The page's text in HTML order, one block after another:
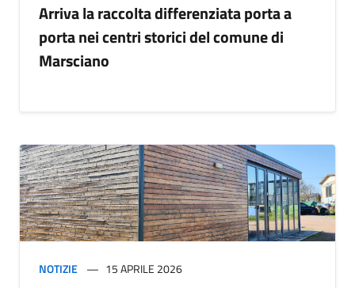
Arriva la raccolta differenziata porta a
porta nei centri storici del comune di
Marsciano
NOTIZIE 15 APRILE 2026